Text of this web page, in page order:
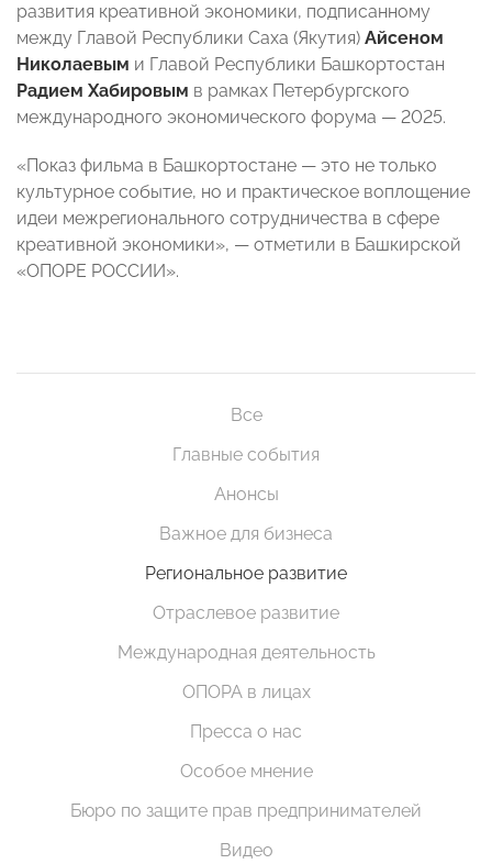
развития креативной экономики, подписанному
между Главой Республики Саха (Якутия) Айсеном
Николаевым и Главой Республики Башкортостан
Радием Хабировым в рамках Петербургского
международного экономического форума — 2025.
«Показ фильма в Башкортостане — это не только
культурное событие, но и практическое воплощение
идеи межрегионального сотрудничества в сфере
креативной экономики», — отметили в Башкирской
«ОПОРЕ РОССИИ».
Все
Главные события
Анонсы
Важное для бизнеса
Региональное развитие
Отраслевое развитие
Международная деятельность
ОПОРА в лицах
Пресса о нас
Особое мнение
Бюро по защите прав предпринимателей
Видео